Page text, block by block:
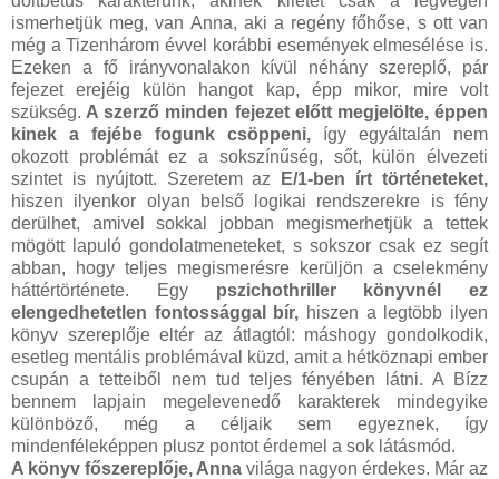
ismerhetjük meg, van Anna, aki a regény főhőse, s ott van
még a Tizenhárom évvel korábbi események elmesélése is.
Ezeken a fő irányvonalakon kívül néhány szereplő, pár
fejezet erejéig külön hangot kap, épp mikor, mire volt
szükség. A szerző minden fejezet előtt megjelölte, éppen
kinek a fejébe fogunk csöppeni, így egyáltalán nem
okozott problémát ez a sokszínűség, sőt, külön élvezeti
szintet is nyújtott. Szeretem az E/1-ben írt történeteket,
hiszen ilyenkor olyan belső logikai rendszerekre is fény
derülhet, amivel sokkal jobban megismerhetjük a tettek
mögött lapuló gondolatmeneteket, s sokszor csak ez segít
abban, hogy teljes megismerésre kerüljön a cselekmény
háttértörténete. Egypszichothriller könyvnél ez
elengedhetetlen fontossággal bír, hiszen a legtöbb ilyen
könyv szereplője eltér az átlagtól: máshogy gondolkodik,
esetleg mentális problémával küzd, amit a hétköznapi ember
csupán a tetteiből nem tud teljes fényében látni. A Bízz
bennem lapjain megelevenedő karakterek mindegyike
különböző, még a céljaik sem egyeznek, így
mindenféleképpen plusz pontot érdemel a sok látásmód.
A könyv főszereplője, Anna világa nagyon érdekes. Már az